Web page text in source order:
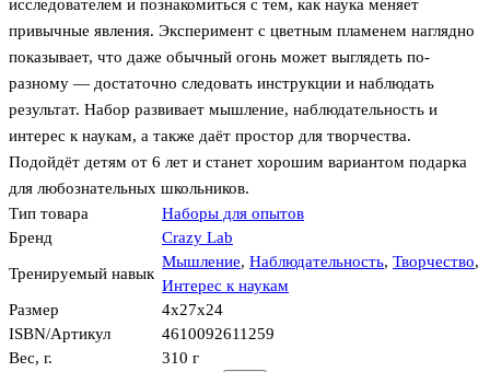
исследователем и познакомиться с тем, как наука меняет
привычные явления. Эксперимент с цветным пламенем наглядно
показывает, что даже обычный огонь может выглядеть по-
разному — достаточно следовать инструкции и наблюдать
результат. Набор развивает мышление, наблюдательность и
интерес к наукам, а также даёт простор для творчества.
Подойдёт детям от 6 лет и станет хорошим вариантом подарка
для любознательных школьников.
Тип товара
Наборы для опытов
Бренд
Crazy Lab
Тренируемый навык
Мышление, Наблюдательность, Творчество,
Интерес к наукам
Размер
4x27x24
ISBN/Артикул
4610092611259
Вес, г.
310 г